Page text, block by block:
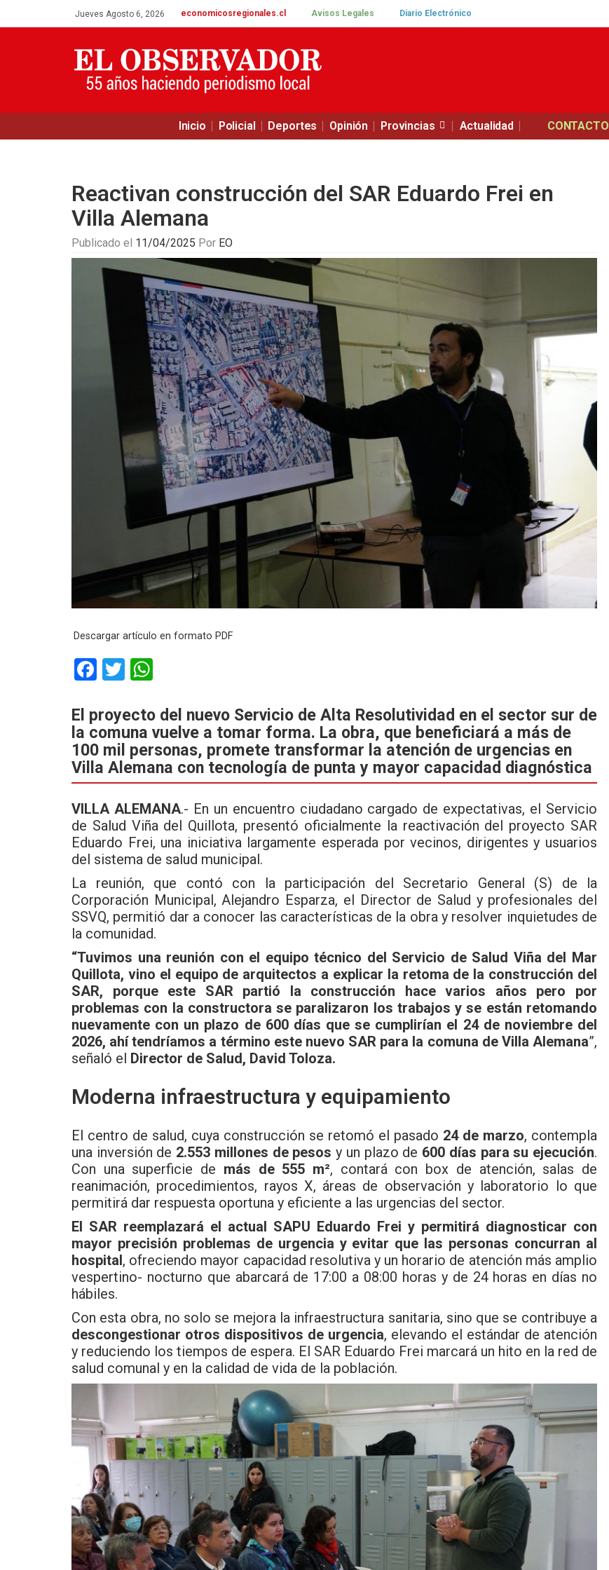
Jueves Agosto 6, 2026 economicosregionales.cl Avisos Legales Diario Electrónico
Inicio Policial Deportes Opinión Provincias Actualidad CONTACTO
Reactivan construcción del SAR Eduardo Frei en
Villa Alemana
Publicado el 11/04/2025 Por EO
Descargar artículo en formato PDF
F
ce
b
o
o
k
T
tt
er
at
s
A
p
p
El proyecto del nuevo Servicio de Alta Resolutividad en el sector sur de
la comuna vuelve a tomar forma. La obra, que beneficiará a más de
100 mil personas, promete transformar la atención de urgencias en
Villa Alemana con tecnología de punta y mayor capacidad diagnóstica
VILLA ALEMANA.- En un encuentro ciudadano cargado de expectativas, el Servicio
de Salud Viña del Quillota, presentó oficialmente la reactivación del proyecto SAR
Eduardo Frei, una iniciativa largamente esperada por vecinos, dirigentes y usuarios
del sistema de salud municipal.
La reunión, que contó con la participación del Secretario General (S) de la
Corporación Municipal, Alejandro Esparza, el Director de Salud y profesionales del
SSVQ, permitió dar a conocer las características de la obra y resolver inquietudes de
la comunidad.
“Tuvimos una reunión con el equipo técnico del Servicio de Salud Viña del Mar
Quillota, vino el equipo de arquitectos a explicar la retoma de la construcción del
SAR, porque este SAR partió la construcción hace varios años pero por
problemas con la constructora se paralizaron los trabajos y se están retomando
nuevamente con un plazo de 600 días que se cumplirían el 24 de noviembre del
2026, ahí tendríamos a término este nuevo SAR para la comuna de Villa Alemana”,
señaló el Director de Salud, David Toloza.
Moderna infraestructura y equipamiento
El centro de salud, cuya construcción se retomó el pasado 24 de marzo, contempla
una inversión de 2.553 millones de pesos y un plazo de 600 días para su ejecución.
Con una superficie de más de 555 m², contará con box de atención, salas de
reanimación, procedimientos, rayos X, áreas de observación y laboratorio lo que
permitirá dar respuesta oportuna y eficiente a las urgencias del sector.
El SAR reemplazará el actual SAPU Eduardo Frei y permitirá diagnosticar con
mayor precisión problemas de urgencia y evitar que las personas concurran al
hospital, ofreciendo mayor capacidad resolutiva y un horario de atención más amplio
vespertino- nocturno que abarcará de 17:00 a 08:00 horas y de 24 horas en días no
hábiles.
Con esta obra, no solo se mejora la infraestructura sanitaria, sino que se contribuye a
descongestionar otros dispositivos de urgencia, elevando el estándar de atención
y reduciendo los tiempos de espera. El SAR Eduardo Frei marcará un hito en la red de
salud comunal y en la calidad de vida de la población.